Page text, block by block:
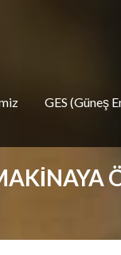
GES (Güneş